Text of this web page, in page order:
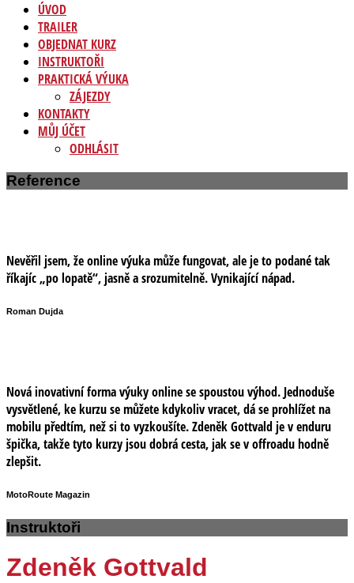
ÚVOD
TRAILER
OBJEDNAT KURZ
INSTRUKTOŘI
PRAKTICKÁ VÝUKA
ZÁJEZDY
KONTAKTY
MŮJ ÚČET
ODHLÁSIT
Reference
Nevěřil jsem, že online výuka může fungovat, ale je to podané tak
říkajíc „po lopatě“, jasně a srozumitelně. Vynikající nápad.
Roman Dujda
Nová inovativní forma výuky online se spoustou výhod. Jednoduše
vysvětlené, ke kurzu se můžete kdykoliv vracet, dá se prohlížet na
mobilu předtím, než si to vyzkoušíte. Zdeněk Gottvald je v enduru
špička, takže tyto kurzy jsou dobrá cesta, jak se v offroadu hodně
zlepšit.
MotoRoute Magazin
Instruktoři
Zdeněk Gottvald